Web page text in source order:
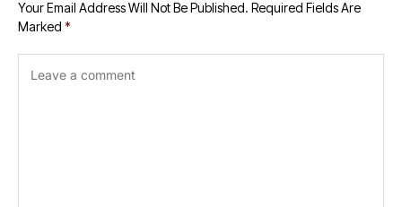
Your Email Address Will Not Be Published. Required Fields Are
Marked *